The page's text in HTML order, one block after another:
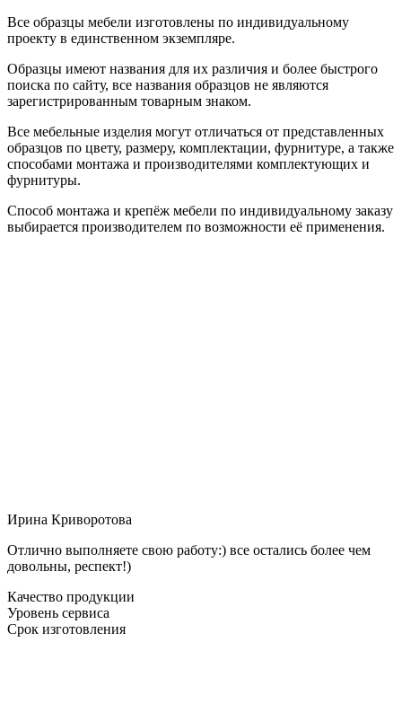
Все образцы мебели изготовлены по индивидуальному
проекту в единственном экземпляре.
Образцы имеют названия для их различия и более быстрого
поиска по сайту, все названия образцов не являются
зарегистрированным товарным знаком.
Все мебельные изделия могут отличаться от представленных
образцов по цвету, размеру, комплектации, фурнитуре, а также
способами монтажа и производителями комплектующих и
фурнитуры.
Способ монтажа и крепёж мебели по индивидуальному заказу
выбирается производителем по возможности её применения.
Ирина Криворотова
Отлично выполняете свою работу:) все остались более чем
довольны, респект!)
Качество продукции
Уровень сервиса
Срок изготовления